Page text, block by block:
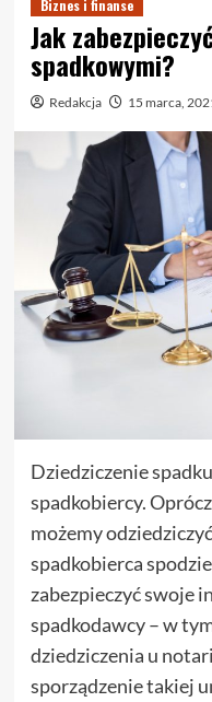
Biznes i finanse
Jak
spadkowymi?
Redakcja 15 marca,
Dziedziczenie
spadkobiercy.
możemy
spadkobierca
zabezpieczyć swoje
spadkodawcy – w
dziedziczenia u
sporządzenie takiej